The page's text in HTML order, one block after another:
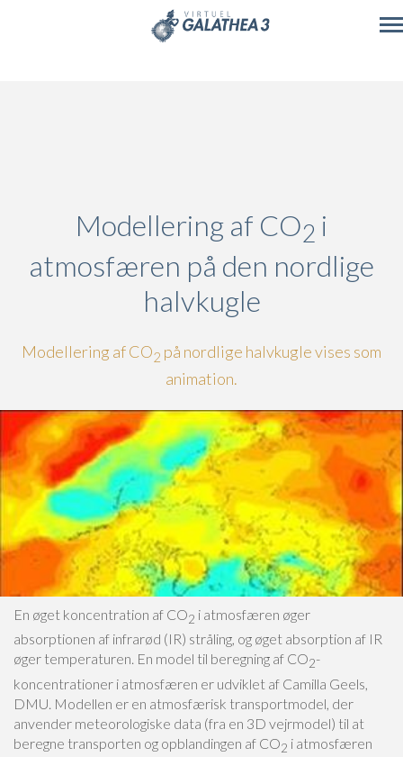
Modellering af CO2 i
atmosfæren på den nordlige
halvkugle
Modellering af CO2 på nordlige halvkugle vises som
animation.
En øget koncentration af CO2 i atmosfæren øger
absorptionen af infrarød (IR) stråling, og øget absorption af IR
øger temperaturen. En model til beregning af CO2-
koncentrationer i atmosfæren er udviklet af Camilla Geels,
DMU. Modellen er en atmosfærisk transportmodel, der
anvender meteorologiske data (fra en 3D vejrmodel) til at
beregne transporten og opblandingen af CO2 i atmosfæren